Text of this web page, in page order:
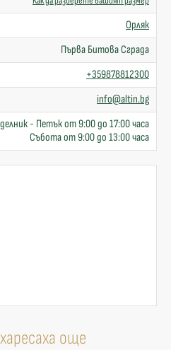
Орляк
Първа Битова Сграда
+359878812300
info@altin.bg
- Петък от 9:00 до 17:00 часа
Събота от 9:00 до 13:00 часа
още